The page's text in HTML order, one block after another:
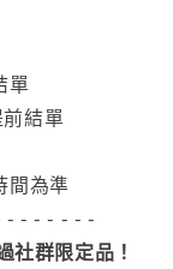
單
結單
間為準
- - - - - -
社群限定品！